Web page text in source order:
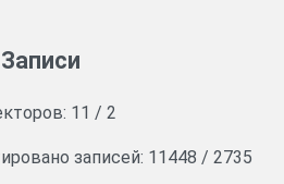
Записи
11 / 2
записей: 11448 / 2735